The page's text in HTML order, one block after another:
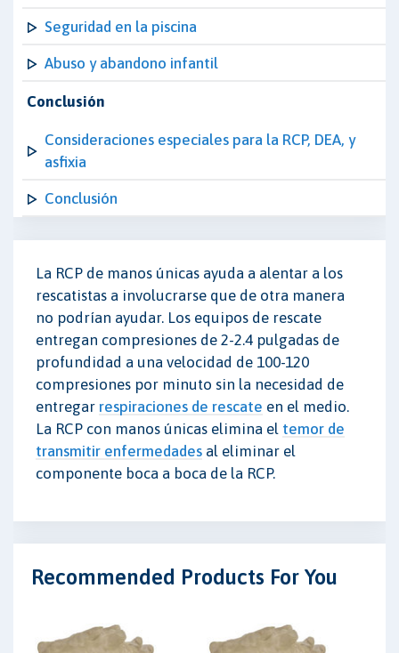
Seguridad en la piscina
Abuso y abandono infantil
Conclusión
Consideraciones especiales para la RCP, DEA, y
asfixia
Conclusión
La RCP de manos únicas ayuda a alentar a los
rescatistas a involucrarse que de otra manera
no podrían ayudar. Los equipos de rescate
entregan compresiones de 2-2.4 pulgadas de
profundidad a una velocidad de 100-120
compresiones por minuto sin la necesidad de
entregar respiraciones de rescate en el medio.
La RCP con manos únicas elimina el temor de
transmitir enfermedades al eliminar el
componente boca a boca de la RCP.
Recommended Products For You